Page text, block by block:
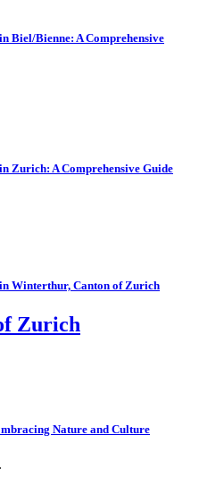
Biel/Bienne: A Comprehensive
Zurich: A Comprehensive Guide
Winterthur, Canton of Zurich
Zurich
Nature and Culture